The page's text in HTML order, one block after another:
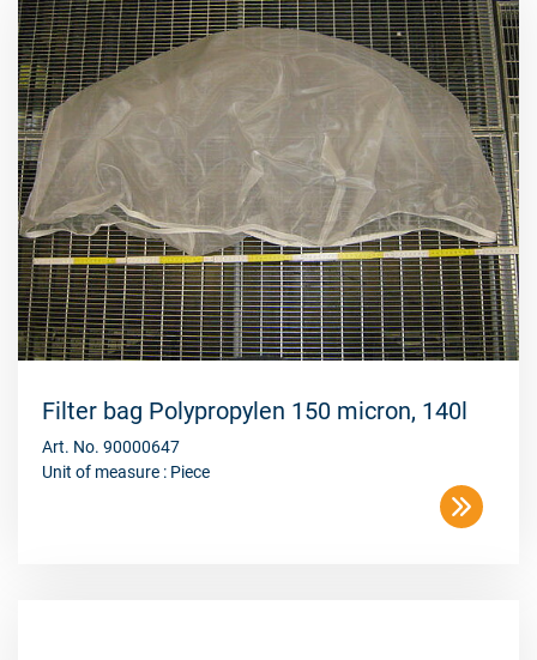
Filter bag Polypropylen 150 micron, 140l
Art. No. 90000647
Unit of measure : Piece